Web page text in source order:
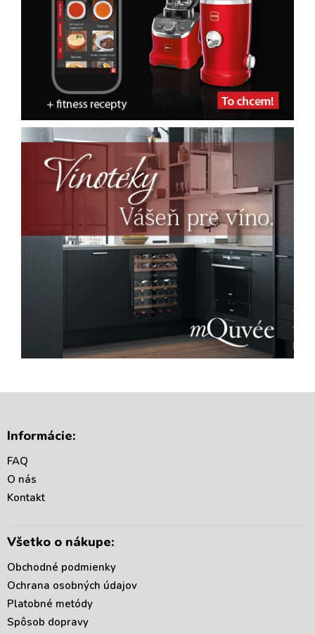
Informácie:
FAQ
O nás
Kontakt
Všetko o nákupe:
Obchodné podmienky
Ochrana osobných údajov
Platobné metódy
Spôsob dopravy